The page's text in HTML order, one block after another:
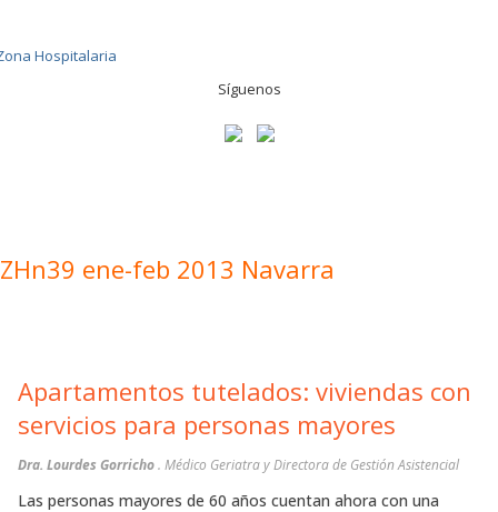
Síguenos
ZHn39 ene-feb 2013 Navarra
Apartamentos tutelados: viviendas con
servicios para personas mayores
Dra. Lourdes Gorricho. Médico Geriatra y Directora de Gestión Asistencial
Las personas mayores de 60 años cuentan ahora con una